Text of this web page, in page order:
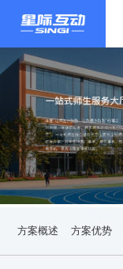
方案概述 方案优势